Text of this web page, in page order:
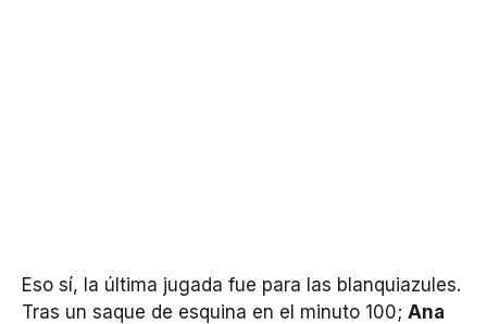
Eso sí, la última jugada fue para las blanquiazules.
Tras un saque de esquina en el minuto 100; Ana